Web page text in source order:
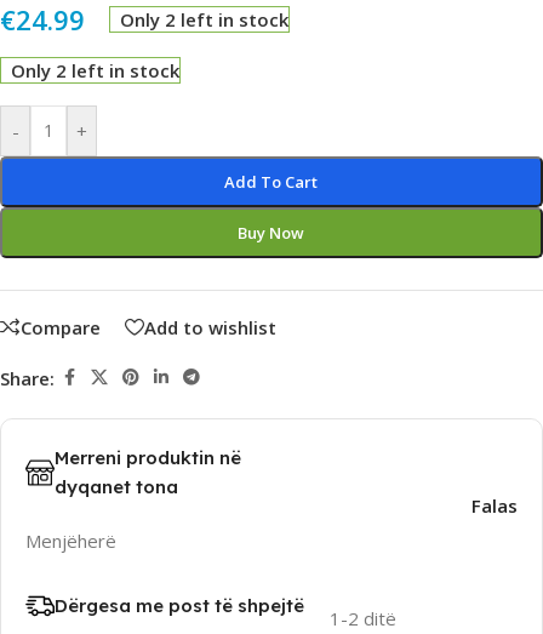
€24.99 Only 2 left in stock
Only 2 left in stock
- +
Add To Cart
Buy Now
Alternative:
Compare Add to wishlist
Share:
Merreni produktin në
dyqanet tona
Menjëherë
Falas
Dërgesa me post të shpejtë
1-2 ditë